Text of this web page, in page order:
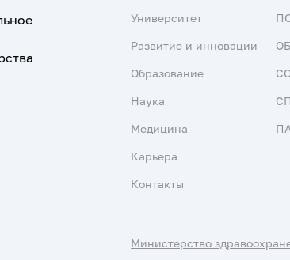
Университет
Развитие и инновации
Образование
Наука
Медицина
Карьера
Контакты
Министерство